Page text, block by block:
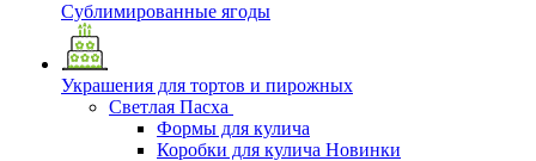
Сублимированные ягоды
Украшения для тортов и пирожных
Светлая Пасха
Формы для кулича
Коробки для кулича Новинки